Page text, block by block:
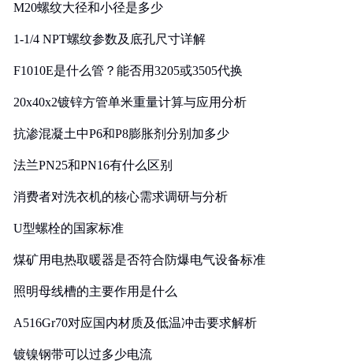
M20螺纹大径和小径是多少
1-1/4 NPT螺纹参数及底孔尺寸详解
F1010E是什么管？能否用3205或3505代换
20x40x2镀锌方管单米重量计算与应用分析
抗渗混凝土中P6和P8膨胀剂分别加多少
法兰PN25和PN16有什么区别
消费者对洗衣机的核心需求调研与分析
U型螺栓的国家标准
煤矿用电热取暖器是否符合防爆电气设备标准
照明母线槽的主要作用是什么
A516Gr70对应国内材质及低温冲击要求解析
镀镍钢带可以过多少电流